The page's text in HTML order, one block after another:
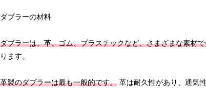
ダブラーの材料
ダブラーは、革、ゴム、プラスチックなど、さまざまな素材
ります。
革製のダブラーは最も一般的です。 革は耐久性があり、通気